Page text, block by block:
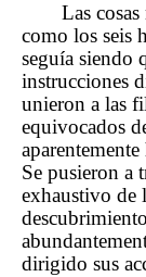
Las
como los seis
seguía siendo
instrucciones
unieron a las
equivocados
Se pusieron a
exhaustivo de
dirigido sus